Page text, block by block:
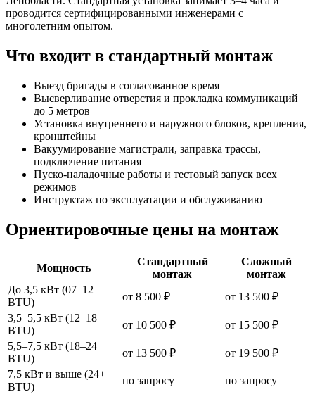
проводится сертифицированными инженерами с
многолетним опытом.
Что входит в стандартный монтаж
Выезд бригады в согласованное время
Высверливание отверстия и прокладка коммуникаций
до 5 метров
Установка внутреннего и наружного блоков, крепления,
кронштейны
Вакуумирование магистрали, заправка трассы,
подключение питания
Пуско-наладочные работы и тестовый запуск всех
режимов
Инструктаж по эксплуатации и обслуживанию
Ориентировочные цены на монтаж
Мощность
Стандартный
монтаж
Сложный
монтаж
До 3,5 кВт (07–12
BTU)
от 8 500 ₽
от 13 500 ₽
3,5–5,5 кВт (12–18
BTU)
от 10 500 ₽
от 15 500 ₽
5,5–7,5 кВт (18–24
BTU)
от 13 500 ₽
от 19 500 ₽
7,5 кВт и выше (24+
BTU)
по запросу по запросу